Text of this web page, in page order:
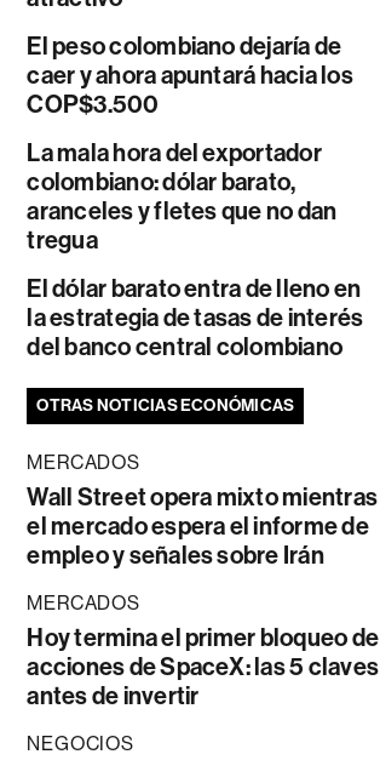
El peso colombiano dejaría de
caer y ahora apuntará hacia los
COP$3.500
La mala hora del exportador
colombiano: dólar barato,
aranceles y fletes que no dan
tregua
El dólar barato entra de lleno en
la estrategia de tasas de interés
del banco central colombiano
OTRAS NOTICIAS ECONÓMICAS
MERCADOS
Wall Street opera mixto mientras
el mercado espera el informe de
empleo y señales sobre Irán
MERCADOS
Hoy termina el primer bloqueo de
acciones de SpaceX: las 5 claves
antes de invertir
NEGOCIOS